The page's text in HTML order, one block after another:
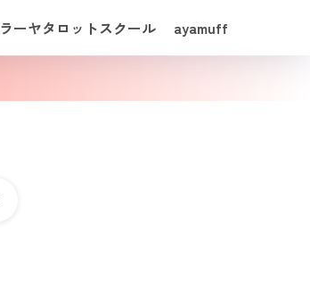
ラーヤタロットスクール ayamuff